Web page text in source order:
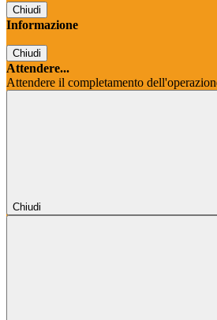
Chiudi
Informazione
Chiudi
Attendere...
Attendere il completamento
Chiudi